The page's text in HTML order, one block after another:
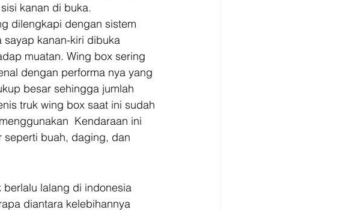
kanan di buka.
dilengkapi dengan sistem
sayap kanan-kiri dibuka
muatan. Wing box sering
dengan performa nya yang
besar sehingga jumlah
truk wing box saat ini sudah
Kendaraan ini
seperti buah, daging, dan
lalang di indonesia
diantara kelebihannya